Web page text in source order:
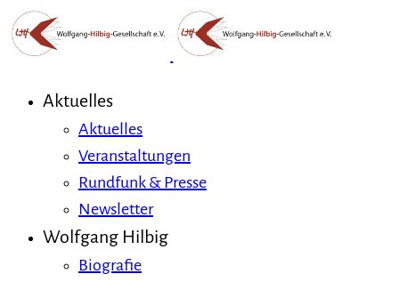
Aktuelles
Aktuelles
Veranstaltungen
Rundfunk & Presse
Newsletter
Wolfgang Hilbig
Biografie